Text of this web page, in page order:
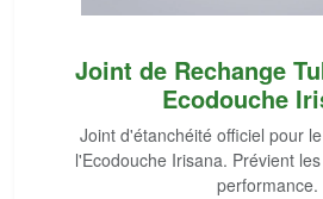
Joint de Rechange
Ecodouche
Joint d'étanchéité officiel pour
l'Ecodouche Irisana. Prévient
performance.